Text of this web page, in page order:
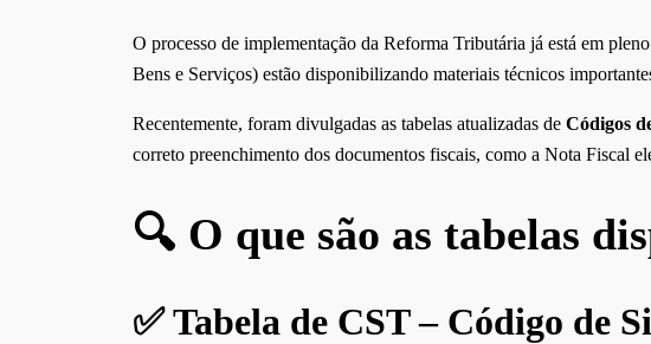
O processo de implementação da Reforma Tributária já está em
Bens e Serviços) estão disponibilizando materiais técnicos
Recentemente, foram divulgadas as tabelas atualizadas de Códigos
correto preenchimento dos documentos fiscais, como a Nota Fiscal
🔍 O que são as tabelas
✅ Tabela de CST – Código de